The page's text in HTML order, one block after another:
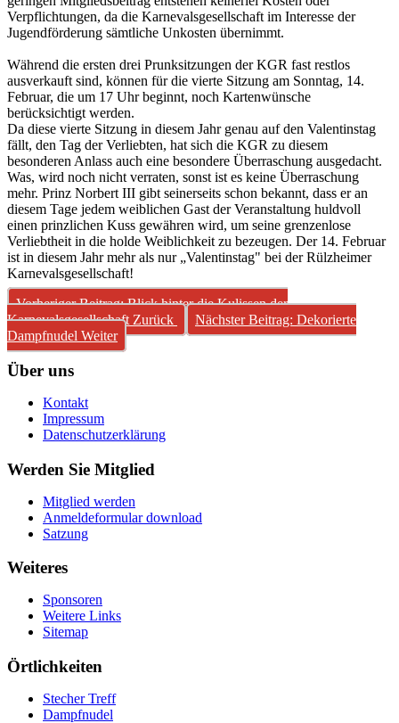
Verpflichtungen, da die Karnevalsgesellschaft im Interesse der
Jugendförderung sämtliche Unkosten übernimmt.
Während die ersten drei Prunksitzungen der KGR fast restlos
ausverkauft sind, können für die vierte Sitzung am Sonntag, 14.
Februar, die um 17 Uhr beginnt, noch Kartenwünsche
berücksichtigt werden.
Da diese vierte Sitzung in diesem Jahr genau auf den Valentinstag
fällt, den Tag der Verliebten, hat sich die KGR zu diesem
besonderen Anlass auch eine besondere Überraschung ausgedacht.
Was, wird noch nicht verraten, sonst ist es keine Überraschung
mehr. Prinz Norbert III gibt seinerseits schon bekannt, dass er an
diesem Tage jedem weiblichen Gast der Veranstaltung huldvoll
einen prinzlichen Kuss gewähren wird, um seine grenzenlose
Verliebtheit in die holde Weiblichkeit zu bezeugen. Der 14. Februar
ist in diesem Jahr mehr als nur „Valentinstag" bei der Rülzheimer
Karnevalsgesellschaft!
Vorheriger Beitrag: Blick hinter die Kulissen der
Karnevalsgesellschaft Zurück
Nächster Beitrag: Dekorierte
Dampfnudel Weiter
Über uns
Kontakt
Impressum
Datenschutzerklärung
Werden Sie Mitglied
Mitglied werden
Anmeldeformular download
Satzung
Weiteres
Sponsoren
Weitere Links
Sitemap
Örtlichkeiten
Stecher Treff
Dampfnudel